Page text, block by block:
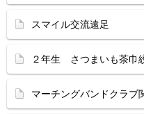
スマイル交流遠足
２年生 さつまいも茶巾
マーチングバンドクラブ